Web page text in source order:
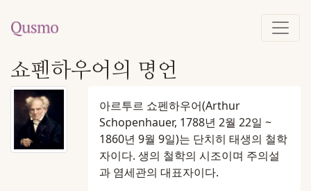
쇼펜하우어의 명언
아르투르 쇼펜하우어(Arthur
Schopenhauer, 1788년 2월 22일 ~
1860년 9월 9일)는 단치히 태생의 철학
자이다. 생의 철학의 시조이며 주의설
과 염세관의 대표자이다.